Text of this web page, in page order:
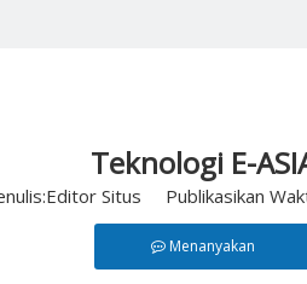
Teknologi E-
Situs Publikasikan
Menanyakan